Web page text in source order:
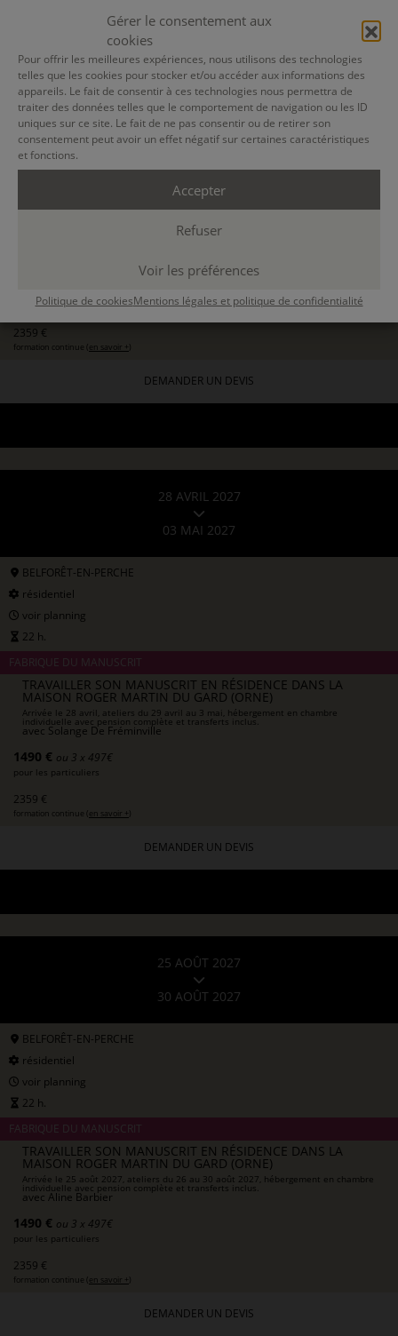
Gérer le consentement aux
cookies
Pour offrir les meilleures expériences, nous utilisons des technologies
telles que les cookies pour stocker et/ou accéder aux informations des
appareils. Le fait de consentir à ces technologies nous permettra de
traiter des données telles que le comportement de navigation ou les ID
uniques sur ce site. Le fait de ne pas consentir ou de retirer son
consentement peut avoir un effet négatif sur certaines caractéristiques
et fonctions.
Accepter
Refuser
Voir les préférences
Politique de cookiesMentions légales et politique de confidentialité
25 MARS 2027
30 MARS 2027
BELFORÊT-EN-PERCHE
résidentiel
voir planning
22 h.
MAISON ROGER MARTIN DU GARD (ORNE)
pour les particuliers
2359 €
formation continue ( en savoir + )
DEMANDER UN DEVIS
28 AVRIL 2027
03 MAI 2027
BELFORÊT-EN-PERCHE
résidentiel
voir planning
22 h.
FABRIQUE DU MANUSCRIT
TRAVAILLER SON MANUSCRIT EN RÉSIDENCE DANS LA
MAISON ROGER MARTIN DU GARD (ORNE)
Arrivée le 28 avril, ateliers du 29 avril au 3 mai, hébergement en chambre
individuelle avec pension complète et transferts inclus.
avec Solange De Fréminville
1490 € ou 3 x 497€
pour les particuliers
2359 €
formation continue ( en savoir + )
DEMANDER UN DEVIS
25 AOÛT 2027
30 AOÛT 2027
BELFORÊT-EN-PERCHE
résidentiel
voir planning
22 h.
FABRIQUE DU MANUSCRIT
TRAVAILLER SON MANUSCRIT EN RÉSIDENCE DANS LA
MAISON ROGER MARTIN DU GARD (ORNE)
Arrivée le 25 août 2027, ateliers du 26 au 30 août 2027, hébergement en chambre
individuelle avec pension complète et transferts inclus.
avec Aline Barbier
1490 € ou 3 x 497€
pour les particuliers
2359 €
formation continue ( en savoir + )
DEMANDER UN DEVIS